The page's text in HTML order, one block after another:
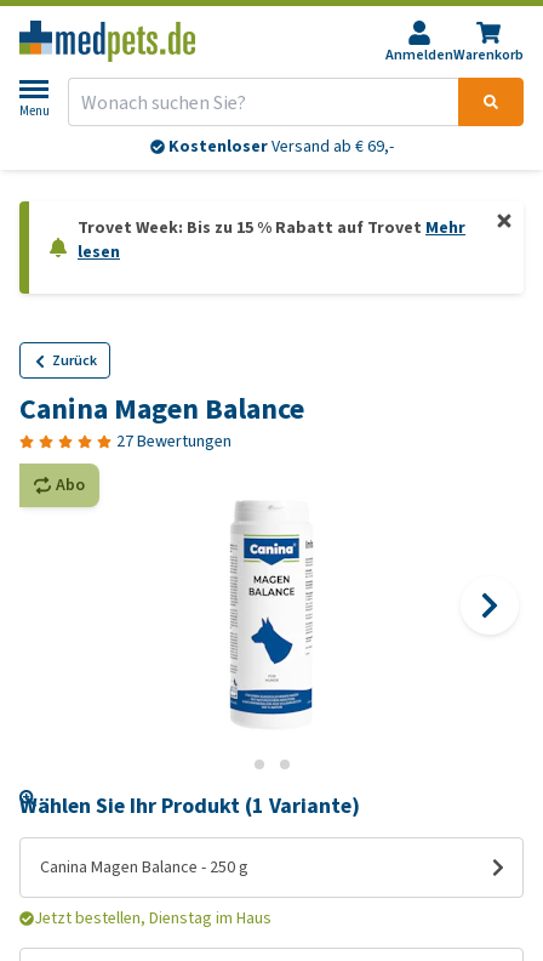
AnmeldenWarenkorb
Menu
KostenloserVersand ab € 69,-
Trovet Week: Bis zu 15 % Rabatt auf Trovet Mehr
lesen
Zurück
Canina Magen Balance
27 Bewertungen
Abo
Wählen Sie Ihr Produkt (1 Variante)
Canina Magen Balance - 250 g
Jetzt bestellen, Dienstag im Haus